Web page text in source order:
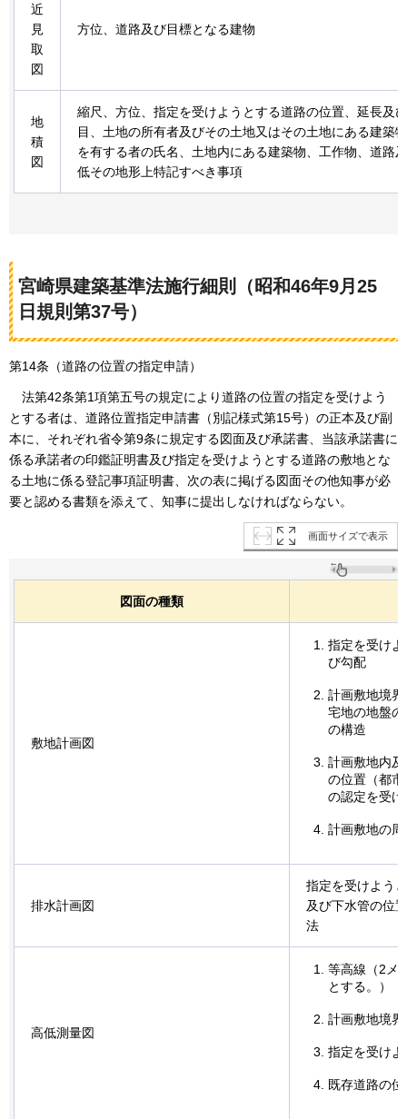
近
見
取
図
方位、道路及び目標となる建物
地
積
図
縮尺、方位、指定を受けようとする道路の位置、延長及
目、土地の所有者及びその土地又はその土地にある建築
を有する者の氏名、土地内にある建築物、工作物、道路
低その地形上特記すべき事項
宮崎県建築基準法施行細則（昭和46年9月25
日規則第37号）
第14条（道路の位置の指定申請）
法第42条第1項第五号の規定により道路の位置の指定を受けよう
とする者は、道路位置指定申請書（別記様式第15号）の正本及び副
本に、それぞれ省令第9条に規定する図面及び承諾書、当該承諾書に
係る承諾者の印鑑証明書及び指定を受けようとする道路の敷地とな
る土地に係る登記事項証明書、次の表に掲げる図面その他知事が必
要と認める書類を添えて、知事に提出しなければならない。
画面サイズで表示
図面の種類
敷地計画図
指定を受け
び勾配
計画敷地境
宅地の地盤
の構造
計画敷地内
の位置（都
の認定を受
計画敷地の
排水計画図
指定を受けよう
及び下水管の位
法
高低測量図
等高線（2メ
とする。）
計画敷地境界
指定を受け
既存道路の位